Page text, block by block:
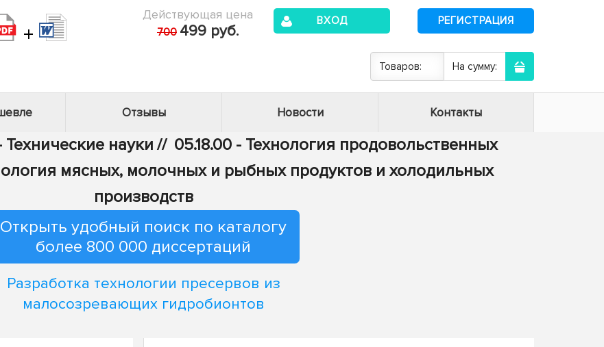
+
Действующая цена
700 499 руб.
ВХОД РЕГИСТРАЦИЯ
Товаров: На сумму:
Отзывы Новости Контакты
Технические науки // 05.18.00 - Технология продовольственных
мясных, молочных и рыбных продуктов и холодильных
производств
Открыть удобный поиск по каталогу
более 800 000 диссертаций
Разработка технологии пресервов из
малосозревающих гидробионтов